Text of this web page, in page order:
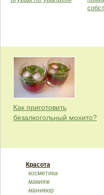
Как приготовить
безалкогольный мохито?
Красота
косметика
макияж
маникюр